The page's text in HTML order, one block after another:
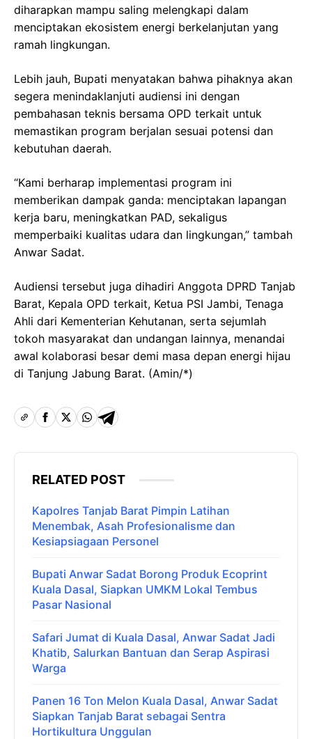
diharapkan mampu saling melengkapi dalam
menciptakan ekosistem energi berkelanjutan yang
ramah lingkungan.
Lebih jauh, Bupati menyatakan bahwa pihaknya akan
segera menindaklanjuti audiensi ini dengan
pembahasan teknis bersama OPD terkait untuk
memastikan program berjalan sesuai potensi dan
kebutuhan daerah.
“Kami berharap implementasi program ini
memberikan dampak ganda: menciptakan lapangan
kerja baru, meningkatkan PAD, sekaligus
memperbaiki kualitas udara dan lingkungan,” tambah
Anwar Sadat.
Audiensi tersebut juga dihadiri Anggota DPRD Tanjab
Barat, Kepala OPD terkait, Ketua PSI Jambi, Tenaga
Ahli dari Kementerian Kehutanan, serta sejumlah
tokoh masyarakat dan undangan lainnya, menandai
awal kolaborasi besar demi masa depan energi hijau
di Tanjung Jabung Barat. (Amin/*)
RELATED POST
Kapolres Tanjab Barat Pimpin Latihan
Menembak, Asah Profesionalisme dan
Kesiapsiagaan Personel
Bupati Anwar Sadat Borong Produk Ecoprint
Kuala Dasal, Siapkan UMKM Lokal Tembus
Pasar Nasional
Safari Jumat di Kuala Dasal, Anwar Sadat Jadi
Khatib, Salurkan Bantuan dan Serap Aspirasi
Warga
Panen 16 Ton Melon Kuala Dasal, Anwar Sadat
Siapkan Tanjab Barat sebagai Sentra
Hortikultura Unggulan